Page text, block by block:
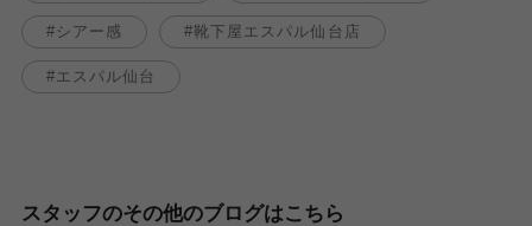
シアー感 靴下屋エスパル仙台店
エスパル仙台
スタッフのその他のブログはこちら